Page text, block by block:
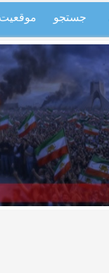
جستجو موقعیت